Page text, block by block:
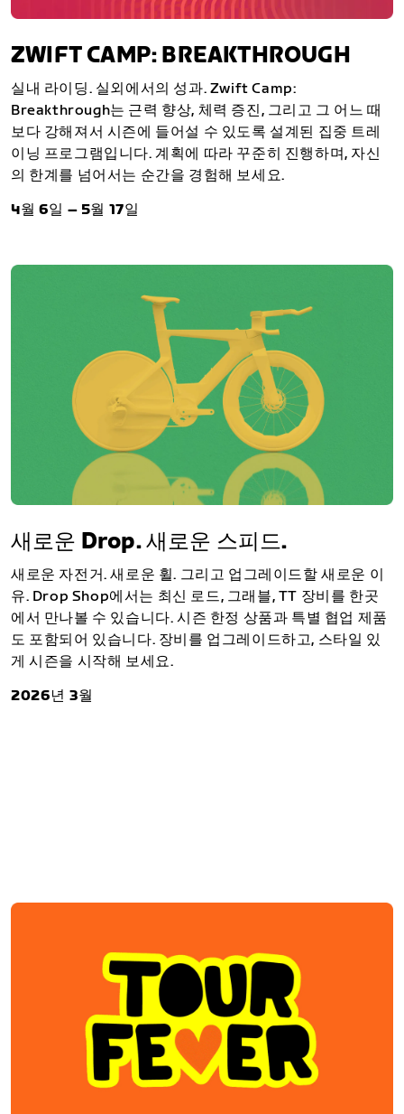
ZWIFT CAMP: BREAKTHROUGH
실내 라이딩. 실외에서의 성과. Zwift Camp:
Breakthrough는 근력 향상, 체력 증진, 그리고 그 어느 때
보다 강해져서 시즌에 들어설 수 있도록 설계된 집중 트레
이닝 프로그램입니다. 계획에 따라 꾸준히 진행하며, 자신
의 한계를 넘어서는 순간을 경험해 보세요.
4월 6일 – 5월 17일
새로운 Drop. 새로운 스피드.
새로운 자전거. 새로운 휠. 그리고 업그레이드할 새로운 이
유. Drop Shop에서는 최신 로드, 그래블, TT 장비를 한곳
에서 만나볼 수 있습니다. 시즌 한정 상품과 특별 협업 제품
도 포함되어 있습니다. 장비를 업그레이드하고, 스타일 있
게 시즌을 시작해 보세요.
2026년 3월